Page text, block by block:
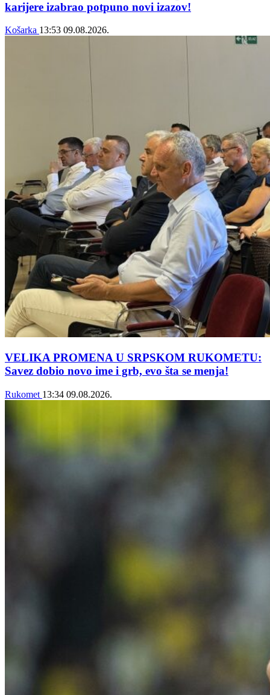
karijere izabrao potpuno novi izazov!
Košarka 13:53 09.08.2026.
VELIKA PROMENA U SRPSKOM RUKOMETU:
Savez dobio novo ime i grb, evo šta se menja!
Rukomet 13:34 09.08.2026.